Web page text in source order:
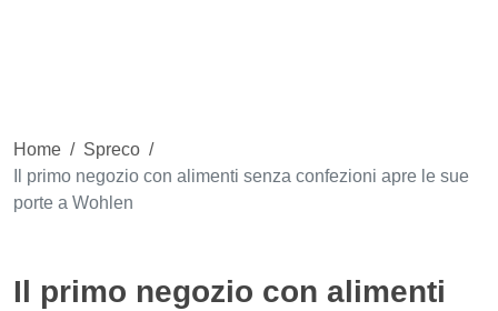
Home / Spreco /
Il primo negozio con alimenti senza confezioni apre le sue
porte a Wohlen
Il primo negozio con alimenti